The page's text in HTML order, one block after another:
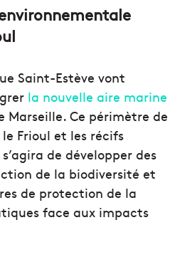
Saint-Estève vont
la nouvelle aire marine
Marseille. Ce périmètre de
Frioul et les récifs
de développer des
de la biodiversité et
de protection de la
face aux impacts